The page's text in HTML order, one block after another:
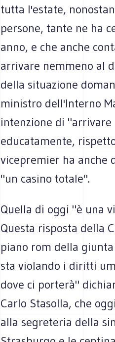
tutta l'estate,
persone, tante ne ha
anno, e che anche
arrivare nemmeno al
della situazione
ministro dell'Interno
intenzione di "arrivare
educatamente,
vicepremier ha anche
"un casino totale".
Quella di oggi "è una
Questa risposta della
piano rom della
sta violando i diritti
dove ci porterà"
Carlo Stasolla, che
alla segreteria della